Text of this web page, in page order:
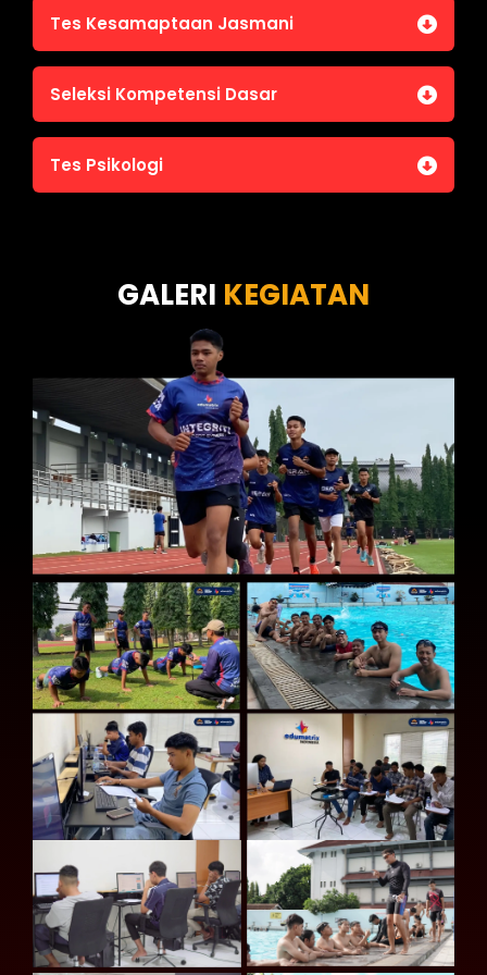
Tes Kesamaptaan Jasmani
Jasmani A (Lari 12 menit)
Jasmani C (Renang)
Seleksi Kompetensi Dasar
Tes Intelegensi Umum
Tes Psikologi
Tes Kepribadian
GALERI KEGIATAN